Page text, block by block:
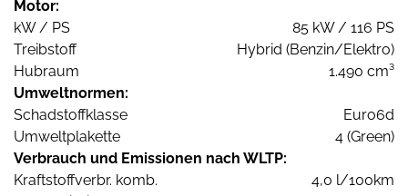
Motor:
kW / PS
85 kW / 116 PS
Treibstoff
Hybrid (Benzin/Elektro)
Hubraum
1.490 cm³
Umweltnormen:
Schadstoffklasse
Euro6d
Umweltplakette
4 (Green)
Verbrauch und Emissionen nach WLTP:
Kraftstoffverbr. komb.
4,0 l/100km